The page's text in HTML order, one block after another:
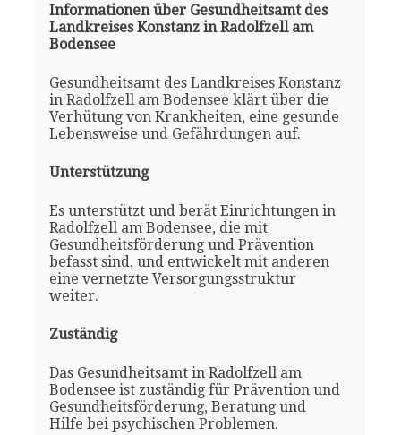
Informationen über Gesundheitsamt des
Landkreises Konstanz in Radolfzell am
Bodensee
Gesundheitsamt des Landkreises Konstanz
in Radolfzell am Bodensee klärt über die
Verhütung von Krankheiten, eine gesunde
Lebensweise und Gefährdungen auf.
Unterstützung
Es unterstützt und berät Einrichtungen in
Radolfzell am Bodensee, die mit
Gesundheitsförderung und Prävention
befasst sind, und entwickelt mit anderen
eine vernetzte Versorgungsstruktur
weiter.
Zuständig
Das Gesundheitsamt in Radolfzell am
Bodensee ist zuständig für Prävention und
Gesundheitsförderung, Beratung und
Hilfe bei psychischen Problemen.